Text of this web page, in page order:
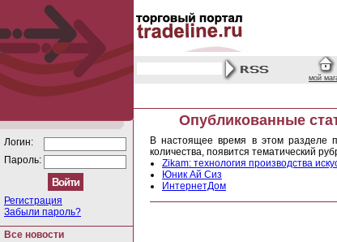
мой
Логин:
Пароль:
Регистрация
Забыли пароль?
Все новости
Опубликованные
В настоящее время в этом разделе
количества, появится тематический
Zikam: технология производства
Юник Ай Сиз
ИнтернетДом